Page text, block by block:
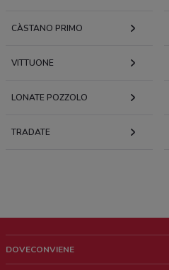
CÀSTANO PRIMO
VITTUONE
LONATE POZZOLO
TRADATE
DOVECONVIENE